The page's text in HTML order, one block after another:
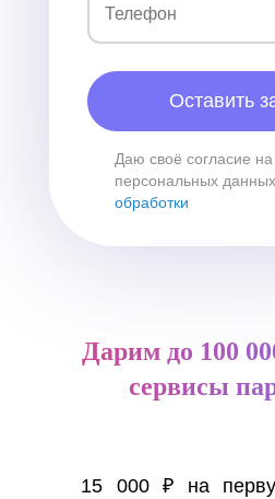
Телефон
Оставить
Даю своё согласие
персональных данных.
обработки
Дарим до 100
сервисы
15 000 ₽ на